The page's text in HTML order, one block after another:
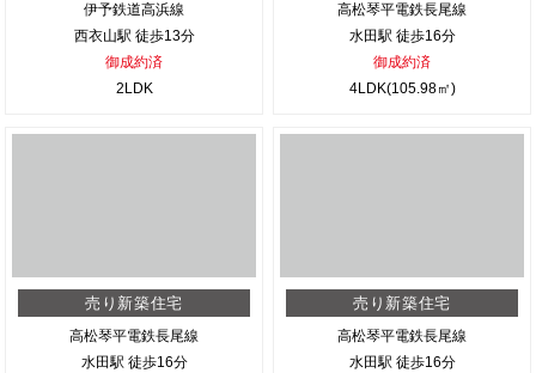
伊予鉄道高浜線
西衣山駅 徒歩13分
御成約済
2LDK
高松琴平電鉄長尾線
水田駅 徒歩16分
御成約済
4LDK(105.98㎡)
売り新築住宅
高松琴平電鉄長尾線
水田駅 徒歩16分
売り新築住宅
高松琴平電鉄長尾線
水田駅 徒歩16分